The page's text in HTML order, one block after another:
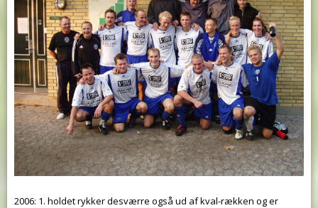
2006: 1. holdet rykker desværre også ud af kval-rækken og er